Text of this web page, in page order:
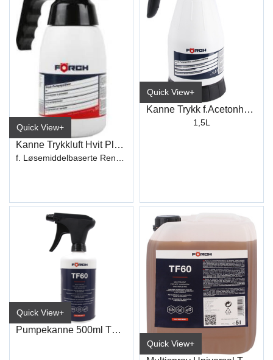
Quick View+
Kanne Trykkluft Hvit Plast 1L
f. Løsemiddelbaserte Rengj.midler
Quick View+
Kanne Trykk f.Acetonholdige Blandinger
1,5L
Quick View+
Pumpekanne 500ml TF60
Quick View+